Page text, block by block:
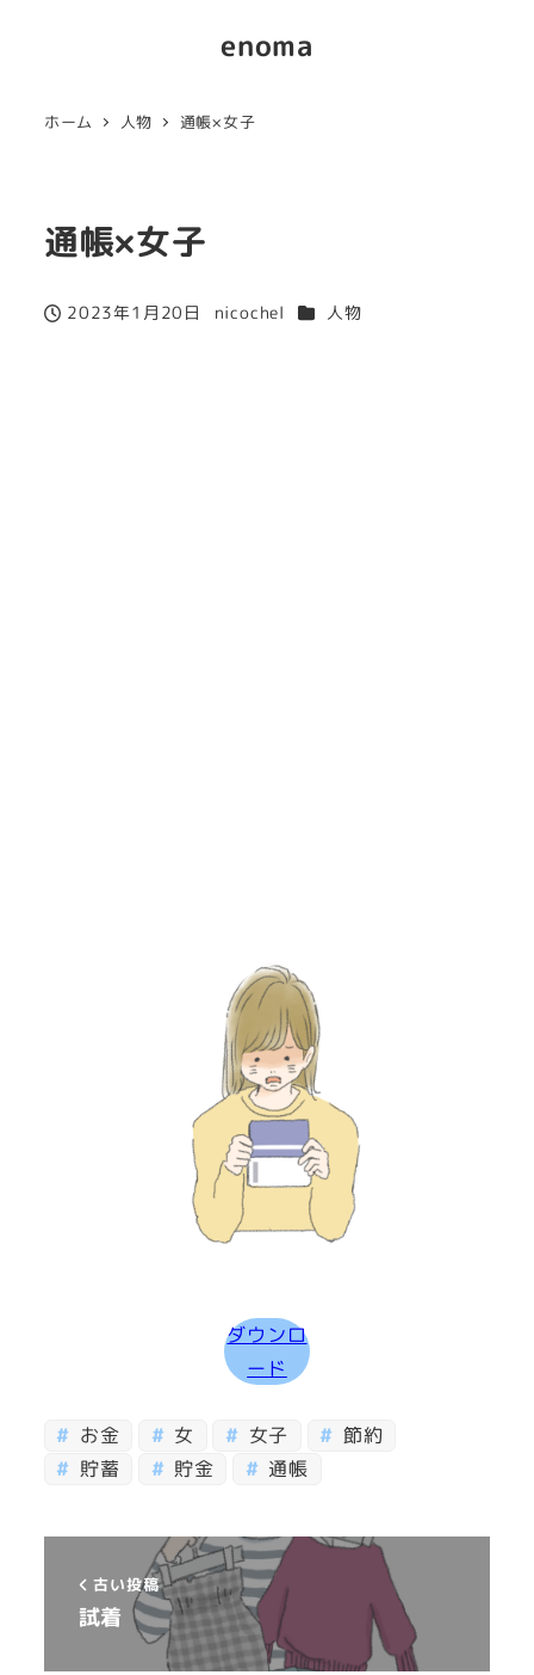
enoma
ホーム 人物 通帳×女子
通帳×女子
投稿日
2023年1月20日
著
nicochel カテゴリー
人物
ダウンロ
ード
お金 女 女子
節約
貯蓄
貯金 通帳
古い投稿
試着